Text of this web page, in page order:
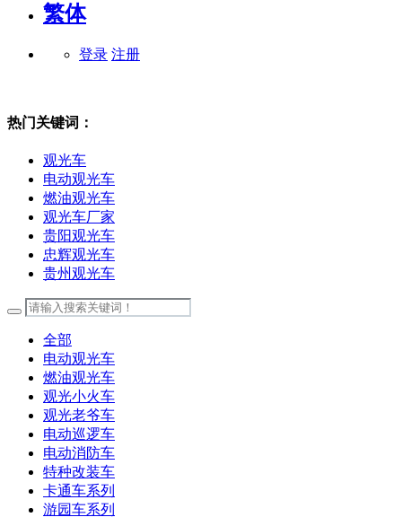
繁体
登录 注册
热门关键词：
观光车
电动观光车
燃油观光车
观光车厂家
贵阳观光车
忠辉观光车
贵州观光车
全部
电动观光车
燃油观光车
观光小火车
观光老爷车
电动巡逻车
电动消防车
特种改装车
卡通车系列
游园车系列